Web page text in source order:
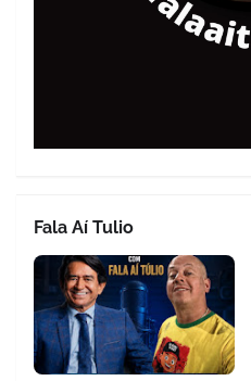
Fala Aí Tulio